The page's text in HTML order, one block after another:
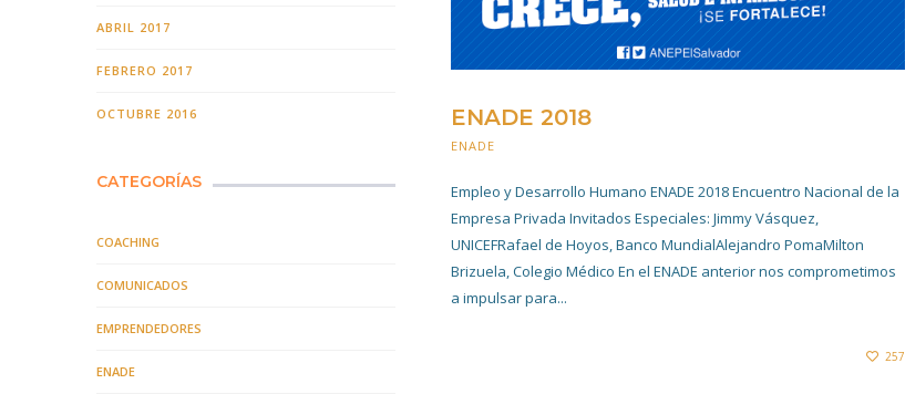
ENADE 2018
ENADE
Empleo y Desarrollo Humano ENADE 2018 Encuentro Nacional de la
Empresa Privada Invitados Especiales: Jimmy Vásquez,
UNICEFRafael de Hoyos, Banco MundialAlejandro PomaMilton
Brizuela, Colegio Médico En el ENADE anterior nos comprometimos
a impulsar para...
257
ABRIL 2017
FEBRERO 2017
OCTUBRE 2016
CATEGORÍAS
COACHING
COMUNICADOS
EMPRENDEDORES
ENADE